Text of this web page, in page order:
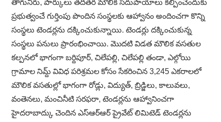
తాగునీరు, పార్కులు తదితర మౌలిక సదుపాయాలు కల్పించేందుకు
ప్రభుత్వంచే గుర్తింపు పొందిన సంస్థలకు ఆహ్వానం అందించగా కొన్ని
సంస్థలు టెండర్లను దక్కించుకున్నాయి. టెండర్లు దక్కించుకున్న
సంస్థలు పనులు ప్రారంభించాయి. మొదటి విడత మౌలిక వసతుల
కల్పనలో భాగంగా బర్దిపూర్, చిలేపల్లి, చిలేపల్లి తండా, ఎల్గోయి
గ్రామాల నిమ్ద్ వివిధ పరిశ్రమల కోసం సేకరించిన 3,245 ఎకరాలలో
మౌలిక వసతుల్లో భాగంగా రోడ్లు, విద్యుత్, బ్రిడ్జిలు, కాలువలు,
వంతెనలు, మంచినీటి సరఫరా, టెండర్లను ఆహ్వానించగా
హైదరాబాద్కు చెందిన ఎస్ఆర్ఆర్ ప్రైవేట్ లిమిటెడ్ టెండర్లను